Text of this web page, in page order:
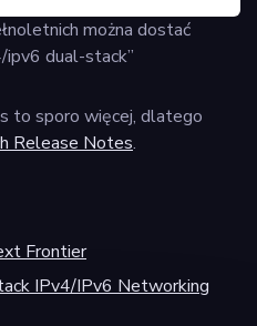
można dostać
ipv6 dual-stack”
to sporo więcej, dlatego
Release Notes.
Frontier
IPv4/IPv6 Networking